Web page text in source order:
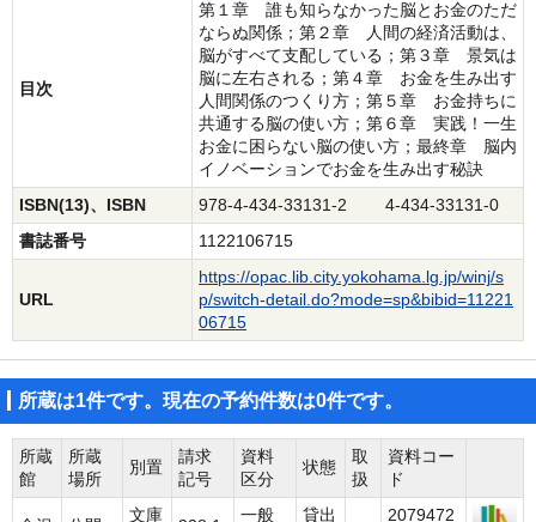
目次
第１章 誰も知らなかった脳とお金のただ
ならぬ関係；第２章 人間の経済活動は、
脳がすべて支配している；第３章 景気は
脳に左右される；第４章 お金を生み出す
人間関係のつくり方；第５章 お金持ちに
共通する脳の使い方；第６章 実践！一生
お金に困らない脳の使い方；最終章 脳内
イノベーションでお金を生み出す秘訣
ISBN(13)、ISBN
978-4-434-33131-2 4-434-33131-0
書誌番号
1122106715
URL
https://opac.lib.city.yokohama.lg.jp/winj/s
p/switch-detail.do?mode=sp&bibid=11221
06715
所蔵は1件です。現在の予約件数は0件です。
所蔵
館
所蔵
場所
別置
請求
記号
資料
区分
状態
取
扱
資料コー
ド
文庫 一般 貸出 2079472